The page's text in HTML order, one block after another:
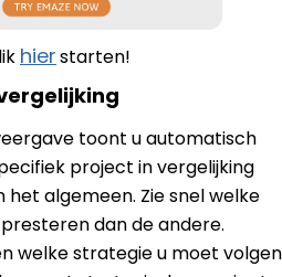
hierstarten!
toont u automatisch
project in vergelijking
algemeen. Zie snel welke
dan de andere.
welke strategie u moet volgen